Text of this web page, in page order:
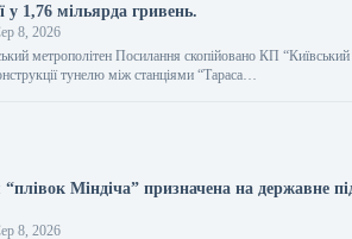
у 1,76 мільярда гривень.
8, 2026
метрополітен Посилання скопійовано КП
тунелю між станціями “Тараса…
Міндіча” призначена на державне
8, 2026